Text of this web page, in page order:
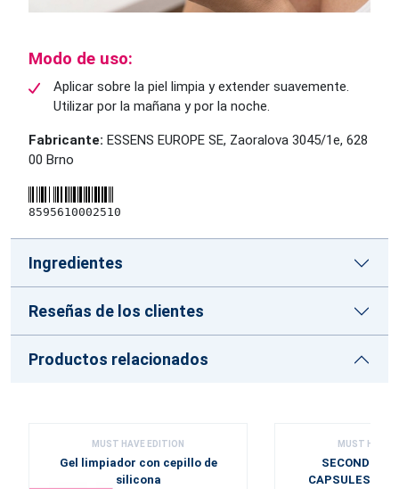
Modo de uso:
Aplicar sobre la piel limpia y extender suavemente.
Utilizar por la mañana y por la noche.
Fabricante: ESSENS EUROPE SE, Zaoralova 3045/1e, 628
00 Brno
8595610002510
Ingredientes
Reseñas de los clientes
Productos relacionados
MUST HAVE EDITION
Gel limpiador con cepillo de
silicona
MUST HAVE
SECOND
CAPSULES -